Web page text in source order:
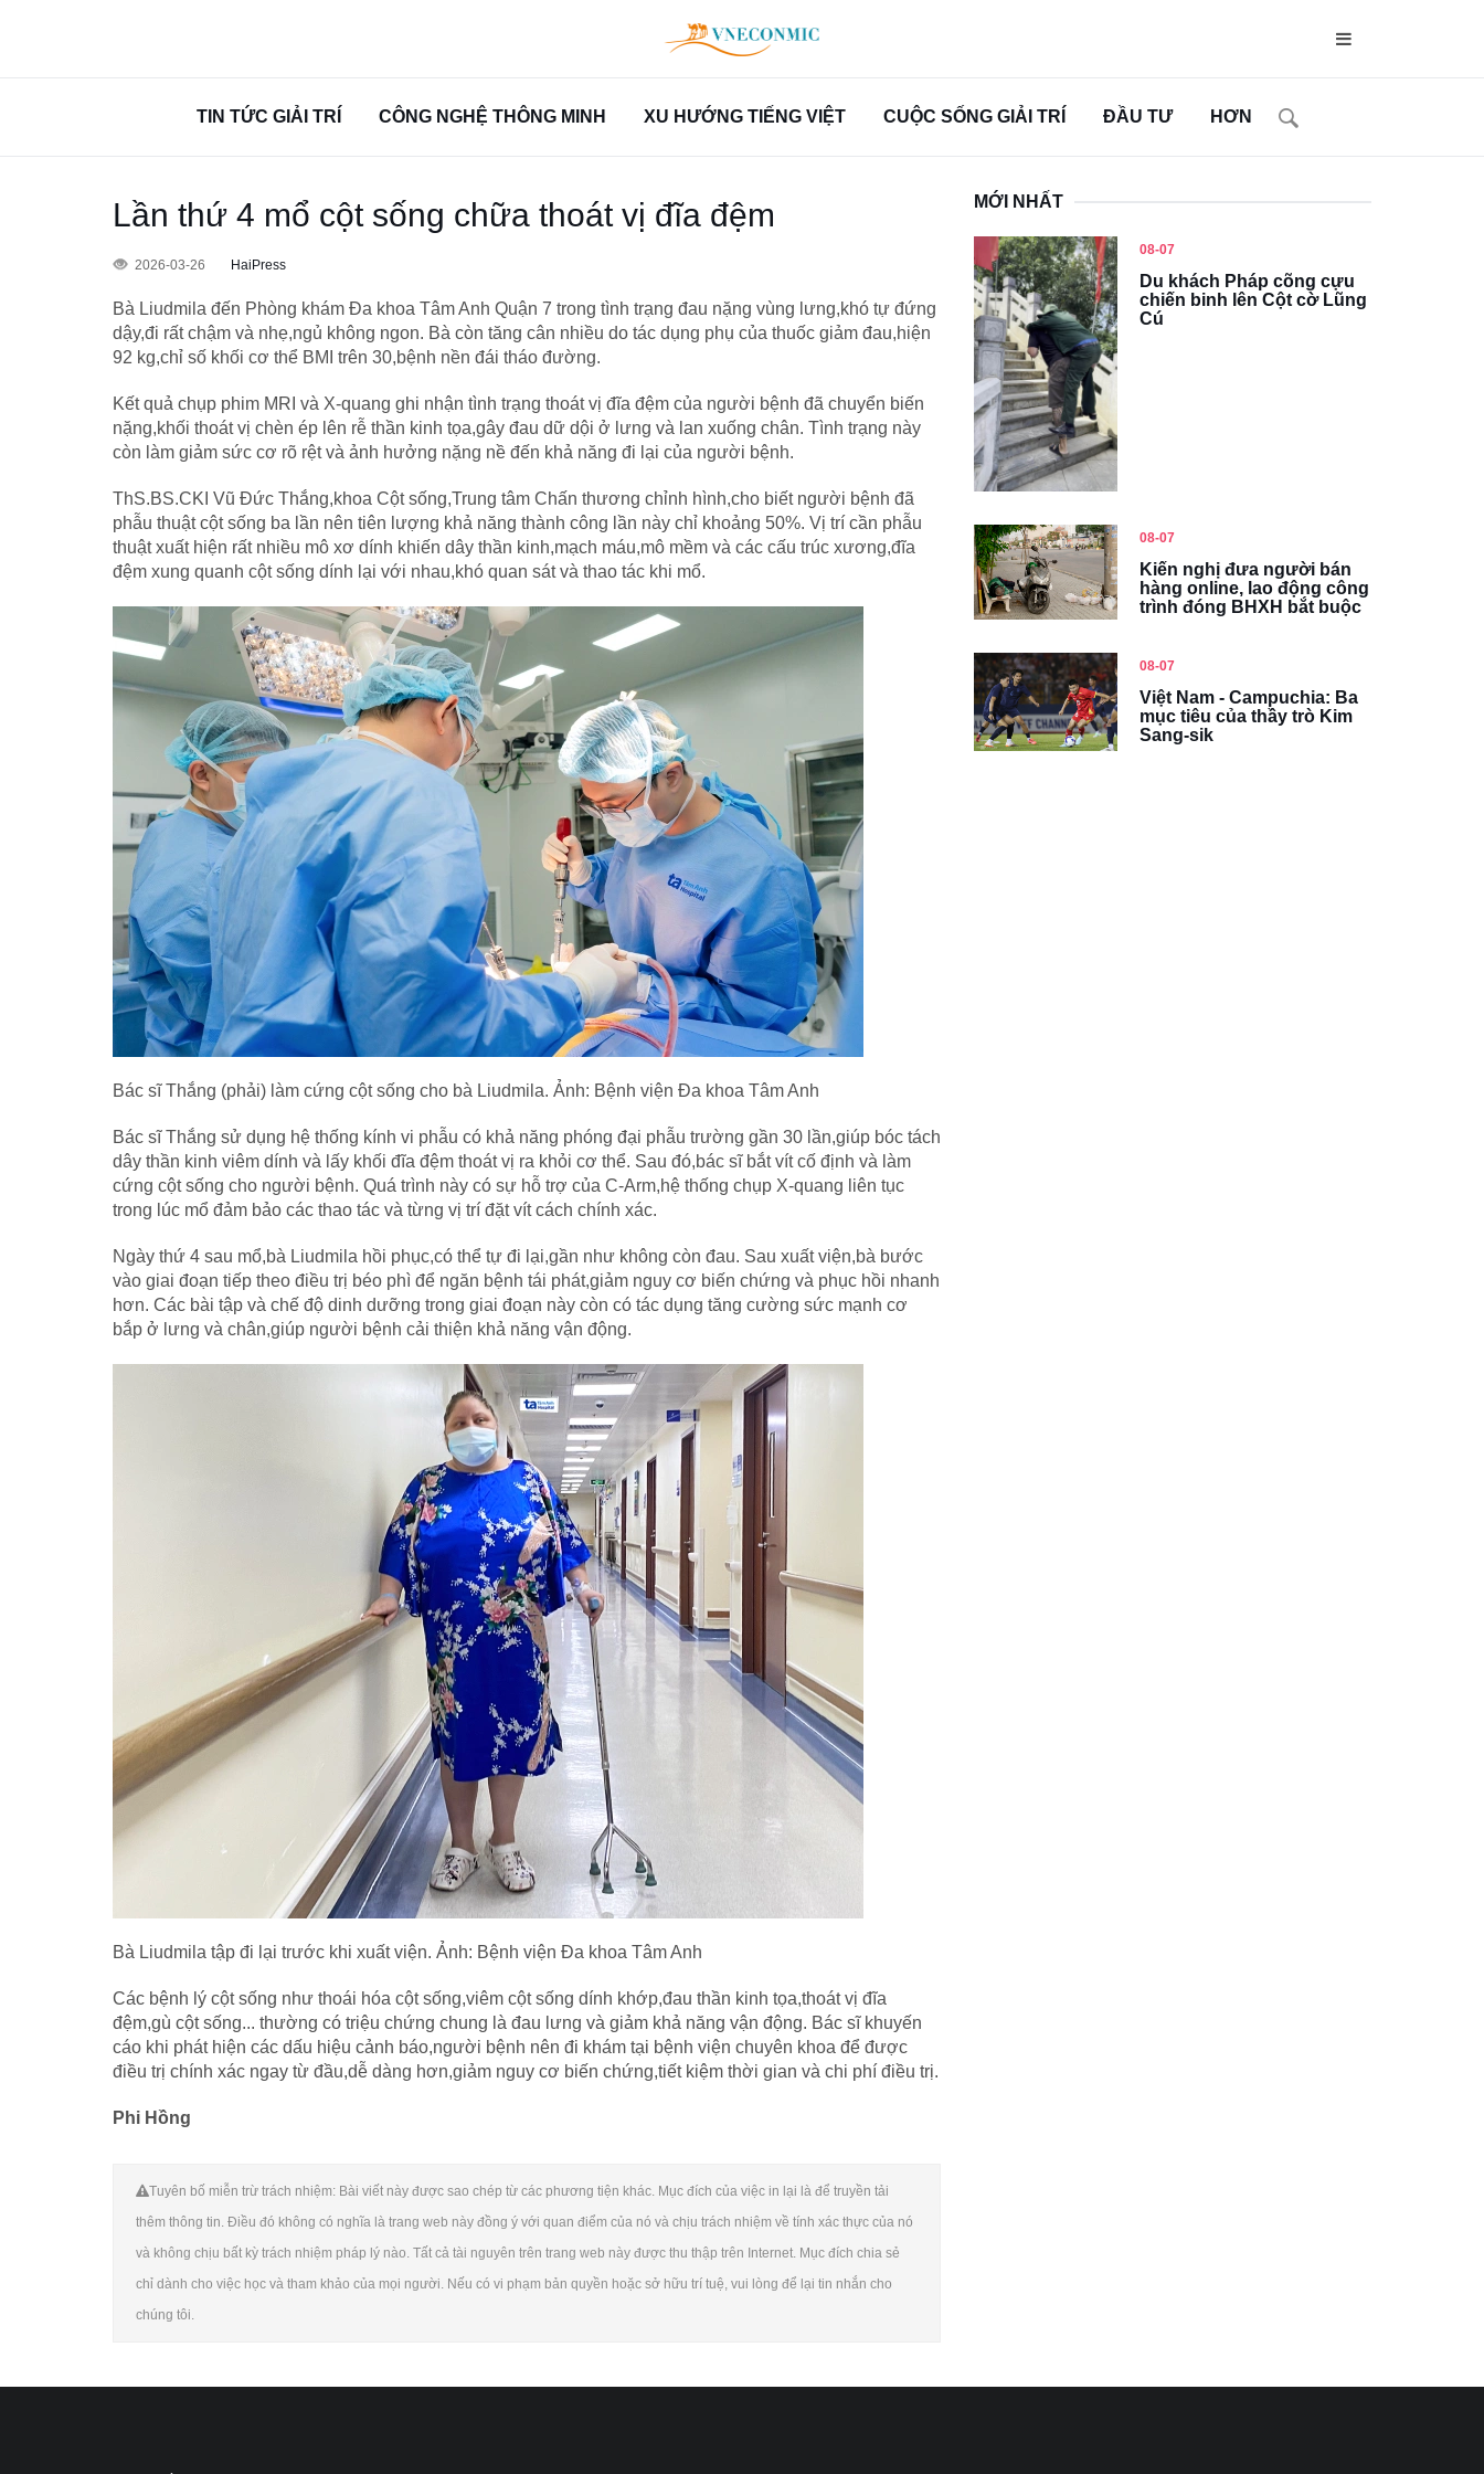
TIN TỨC GIẢI TRÍ CÔNG NGHỆ THÔNG MINH XU HƯỚNG TIẾNG VIỆT CUỘC SỐNG GIẢI TRÍ ĐẦU TƯ HƠN
Lần thứ 4 mổ cột sống chữa thoát vị đĩa đệm
2026-03-26 HaiPress
Bà Liudmila đến Phòng khám Đa khoa Tâm Anh Quận 7 trong tình trạng đau nặng vùng lưng,khó tự đứng
dậy,đi rất chậm và nhẹ,ngủ không ngon. Bà còn tăng cân nhiều do tác dụng phụ của thuốc giảm đau,hiện
92 kg,chỉ số khối cơ thể BMI trên 30,bệnh nền đái tháo đường.
Kết quả chụp phim MRI và X-quang ghi nhận tình trạng thoát vị đĩa đệm của người bệnh đã chuyển biến
nặng,khối thoát vị chèn ép lên rễ thần kinh tọa,gây đau dữ dội ở lưng và lan xuống chân. Tình trạng này
còn làm giảm sức cơ rõ rệt và ảnh hưởng nặng nề đến khả năng đi lại của người bệnh.
ThS.BS.CKI Vũ Đức Thắng,khoa Cột sống,Trung tâm Chấn thương chỉnh hình,cho biết người bệnh đã
phẫu thuật cột sống ba lần nên tiên lượng khả năng thành công lần này chỉ khoảng 50%. Vị trí cần phẫu
thuật xuất hiện rất nhiều mô xơ dính khiến dây thần kinh,mạch máu,mô mềm và các cấu trúc xương,đĩa
đệm xung quanh cột sống dính lại với nhau,khó quan sát và thao tác khi mổ.
Bác sĩ Thắng (phải) làm cứng cột sống cho bà Liudmila. Ảnh: Bệnh viện Đa khoa Tâm Anh
Bác sĩ Thắng sử dụng hệ thống kính vi phẫu có khả năng phóng đại phẫu trường gần 30 lần,giúp bóc tách
dây thần kinh viêm dính và lấy khối đĩa đệm thoát vị ra khỏi cơ thể. Sau đó,bác sĩ bắt vít cố định và làm
cứng cột sống cho người bệnh. Quá trình này có sự hỗ trợ của C-Arm,hệ thống chụp X-quang liên tục
trong lúc mổ đảm bảo các thao tác và từng vị trí đặt vít cách chính xác.
Ngày thứ 4 sau mổ,bà Liudmila hồi phục,có thể tự đi lại,gần như không còn đau. Sau xuất viện,bà bước
vào giai đoạn tiếp theo điều trị béo phì để ngăn bệnh tái phát,giảm nguy cơ biến chứng và phục hồi nhanh
hơn. Các bài tập và chế độ dinh dưỡng trong giai đoạn này còn có tác dụng tăng cường sức mạnh cơ
bắp ở lưng và chân,giúp người bệnh cải thiện khả năng vận động.
Bà Liudmila tập đi lại trước khi xuất viện. Ảnh: Bệnh viện Đa khoa Tâm Anh
Các bệnh lý cột sống như thoái hóa cột sống,viêm cột sống dính khớp,đau thần kinh tọa,thoát vị đĩa
đệm,gù cột sống... thường có triệu chứng chung là đau lưng và giảm khả năng vận động. Bác sĩ khuyến
cáo khi phát hiện các dấu hiệu cảnh báo,người bệnh nên đi khám tại bệnh viện chuyên khoa để được
điều trị chính xác ngay từ đầu,dễ dàng hơn,giảm nguy cơ biến chứng,tiết kiệm thời gian và chi phí điều trị.
Phi Hồng
Tuyên bố miễn trừ trách nhiệm: Bài viết này được sao chép từ các phương tiện khác. Mục đích của việc in lại là để truyền tải
thêm thông tin. Điều đó không có nghĩa là trang web này đồng ý với quan điểm của nó và chịu trách nhiệm về tính xác thực của nó
và không chịu bất kỳ trách nhiệm pháp lý nào. Tất cả tài nguyên trên trang web này được thu thập trên Internet. Mục đích chia sẻ
chỉ dành cho việc học và tham khảo của mọi người. Nếu có vi phạm bản quyền hoặc sở hữu trí tuệ, vui lòng để lại tin nhắn cho
chúng tôi.
MỚI NHẤT
08-07
Du khách Pháp cõng cựu
chiến binh lên Cột cờ Lũng
Cú
08-07
Kiến nghị đưa người bán
hàng online, lao động công
trình đóng BHXH bắt buộc
08-07
Việt Nam - Campuchia: Ba
mục tiêu của thầy trò Kim
Sang-sik